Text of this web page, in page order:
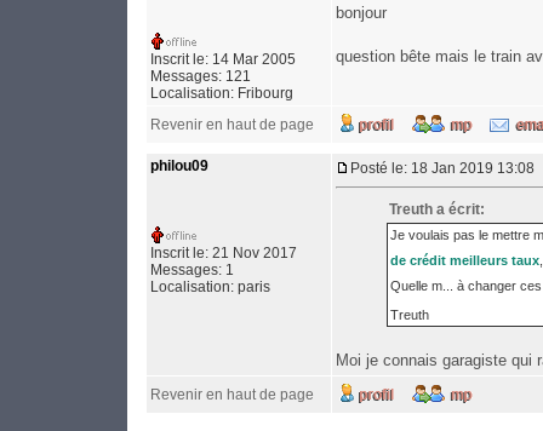
Inscrit le: 14 Mar 2005
Messages: 121
Localisation: Fribourg
bonjour
question bête mais le train
Revenir en haut de page
philou09
Inscrit le: 21 Nov 2017
Messages: 1
Localisation: paris
Posté le: 18 Jan 2019 13:08
Treuth a écrit:
Je voulais pas le mettre
de crédit meilleurs taux
Quelle m... à changer
Treuth
Moi je connais garagiste qui
Revenir en haut de page